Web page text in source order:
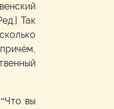
Так
вы